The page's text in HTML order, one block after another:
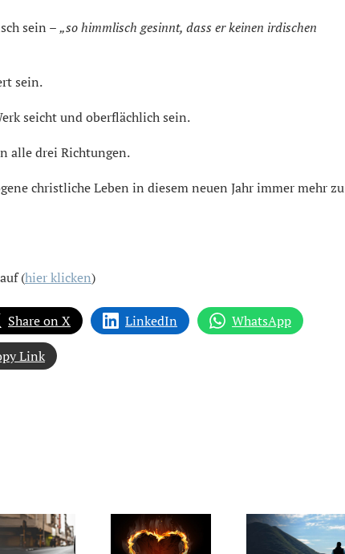
sein –„so himmlisch gesinnt, dass er keinen irdischen
sein.
seicht und oberflächlich sein.
alle drei Richtungen.
christliche Leben in diesem neuen Jahr immer mehr zu
(hier klicken)
Share on X LinkedIn
WhatsApp
Link
dich
Ehebruch
Unterschied
zwischen